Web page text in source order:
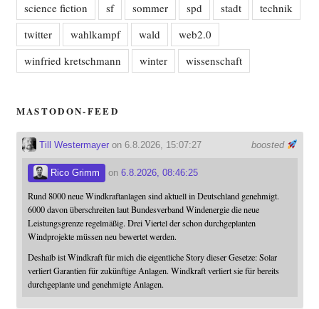
science fiction
sf sommer spd stadt
technik
twitter
wahlkampf wald
web2.0
winfried kretschmann
winter wissenschaft
MASTODON-FEED
boosted
Till Westermayeron 6.8.2026, 15:07:27
Rico Grimm on 6.8.2026, 08:46:25
Rund 8000 neue Windkraftanlagen sind aktuell in Deutschland genehmigt.
6000 davon überschreiten laut Bundesverband Windenergie die neue
Leistungsgrenze regelmäßig. Drei Viertel der schon durchgeplanten
Windprojekte müssen neu bewertet werden.
Deshalb ist Windkraft für mich die eigentliche Story dieser Gesetze: Solar
verliert Garantien für zukünftige Anlagen. Windkraft verliert sie für bereits
durchgeplante und genehmigte Anlagen.